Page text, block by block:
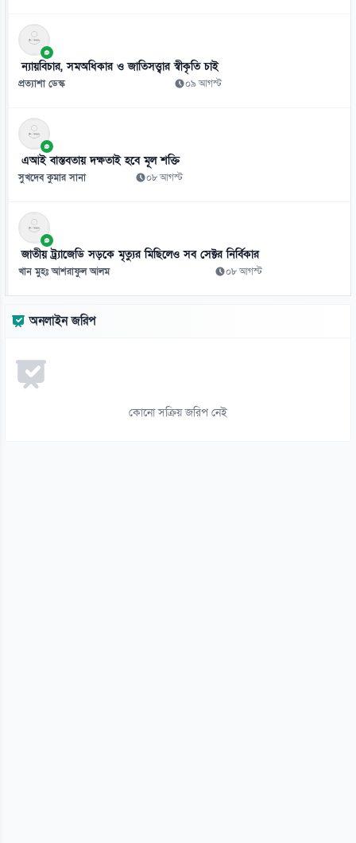
১০ আগস্ট
১০
হামের উপসর্গ নিয়ে প্রাণ গেল আরো ৫ শিশুর
১১
ভূমিকম্পের আগেই থামাতে হবে যোগসাজশের ভবন-দুর্নীতি
১০ আগস্ট
১২
৮ শিক্ষকের বিদ্যালয়ে পরীক্ষার্থী ৫, পাস করেনি কেউ
১০ আগস্ট
১০ আগস্ট
১৪
শাহজালালে পৌনে ৪ কোটি টাকার সোনা ফেলে পালালেন চালক
ন্যায়বিচার, সমঅধিকার ও জাতিসত্ত্বার স্বীকৃতি চাই
প্রত্যাশা ডেস্ক ০৯ আগস্ট
এআই বাস্তবতায় দক্ষতাই হবে মূল শক্তি
সুখদেব কুমার সানা ০৮ আগস্ট
জাতীয় ট্র্যাজেডি সড়কে মৃত্যুর মিছিলেও সব সেক্টর নির্বিকার
খান মুহঃ আশরাফুল আলম ০৮ আগস্ট
অনলাইন জরিপ
কোনো সক্রিয় জরিপ নেই